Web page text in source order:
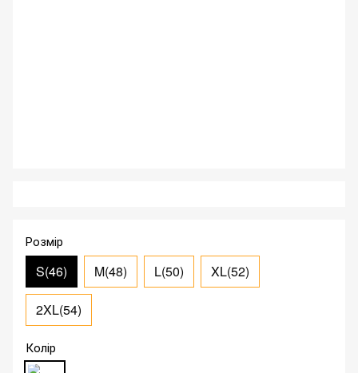
Розмір
S(46) M(48) L(50) XL(52)
2XL(54)
Колір